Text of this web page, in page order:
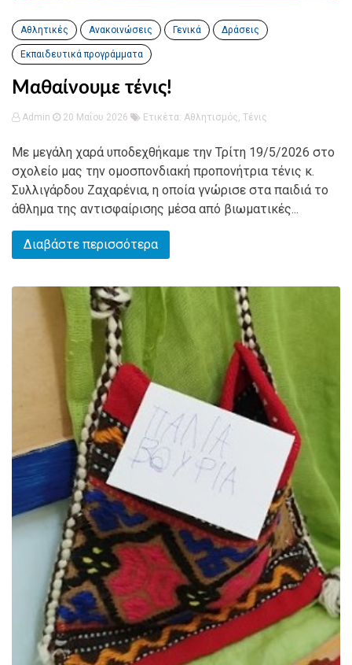
Αθλητικές Ανακοινώσεις Γενικά Δράσεις
Εκπαιδευτικά προγράμματα
Μαθαίνουμε τένις!
Admin 20 Μαΐου 2026 Ετικέτα: Αθλητισμός, Τένις
Με μεγάλη χαρά υποδεχθήκαμε την Τρίτη 19/5/2026 στο
σχολείο μας την ομοσπονδιακή προπονήτρια τένις κ.
Συλλιγάρδου Ζαχαρένια, η οποία γνώρισε στα παιδιά το
άθλημα της αντισφαίρισης μέσα από βιωματικές...
Διαβάστε περισσότερα